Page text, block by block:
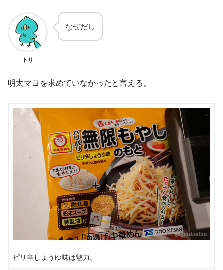
トリ
なぜだし
明太マヨを求めていなかったと言える。
ピリ辛しょうゆ味は魅力。